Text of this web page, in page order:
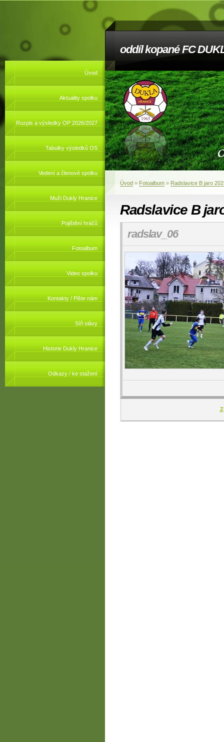
oddíl kopané FC
Úvod
Aktuality spolku
Rozpis a výsledky OP 2026/2027
Tabulky výsledků OS
Vedení a členové spolku
Muži Dukly Hranice
Pojištění hráčů
Fotoalbum
Video spolku
Kontakty / Pište nám
Síň slávy
Historie Dukly Hranice
Odkazy / ke stažení
Úvod » Fotoalbum » Radslavice B jaro
Radslavice B
radslav_06